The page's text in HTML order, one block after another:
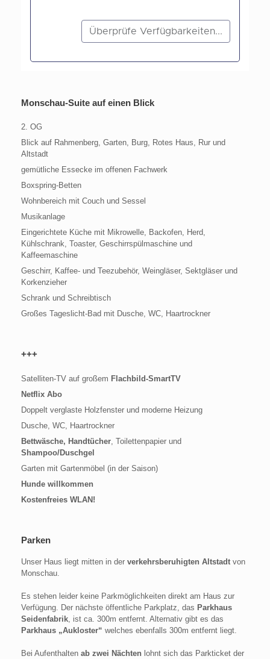
Monschau-Suite auf einen Blick
2. OG
Blick auf Rahmenberg, Garten, Burg, Rotes Haus, Rur und
Altstadt
gemütliche Essecke im offenen Fachwerk
Boxspring-Betten
Wohnbereich mit Couch und Sessel
Musikanlage
Eingerichtete Küche mit Mikrowelle, Backofen, Herd,
Kühlschrank, Toaster, Geschirrspülmaschine und
Kaffeemaschine
Geschirr, Kaffee- und Teezubehör, Weingläser, Sektgläser und
Korkenzieher
Schrank und Schreibtisch
Großes Tageslicht-Bad mit Dusche, WC, Haartrockner
+++
Satelliten-TV auf großem Flachbild-SmartTV
Netflix Abo
Doppelt verglaste Holzfenster und moderne Heizung
Dusche, WC, Haartrockner
Bettwäsche, Handtücher , Toilettenpapier und
Shampoo/Duschgel
Garten mit Gartenmöbel (in der Saison)
Hunde willkommen
Kostenfreies WLAN!
Parken
Unser Haus liegt mitten in der verkehrsberuhigten Altstadt von
Monschau.
Es stehen leider keine Parkmöglichkeiten direkt am Haus zur
Verfügung. Der nächste öffentliche Parkplatz, das Parkhaus
Seidenfabrik , ist ca. 300m entfernt. Alternativ gibt es das
Parkhaus „Aukloster“ welches ebenfalls 300m entfernt liegt.
Bei Aufenthalten ab zwei Nächten lohnt sich das Parkticket der